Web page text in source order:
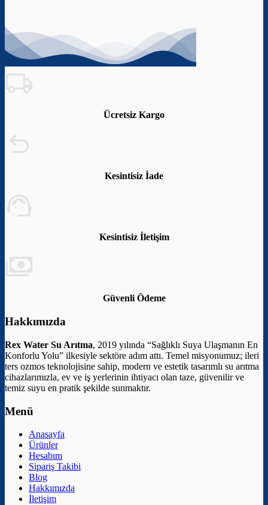
Ücretsiz Kargo
Kesintisiz İade
Kesintisiz İletişim
Güvenli Ödeme
Hakkımızda
Rex Water Su Arıtma, 2019 yılında “Sağlıklı Suya Ulaşmanın En
Konforlu Yolu” ilkesiyle sektöre adım attı. Temel misyonumuz; ileri
ters ozmos teknolojisine sahip, modern ve estetik tasarımlı su arıtma
cihazlarımızla, ev ve iş yerlerinin ihtiyacı olan taze, güvenilir ve
temiz suyu en pratik şekilde sunmaktır.
Menü
Anasayfa
Ürünler
Hesabım
Sipariş Takibi
Blog
Hakkımızda
İletişim